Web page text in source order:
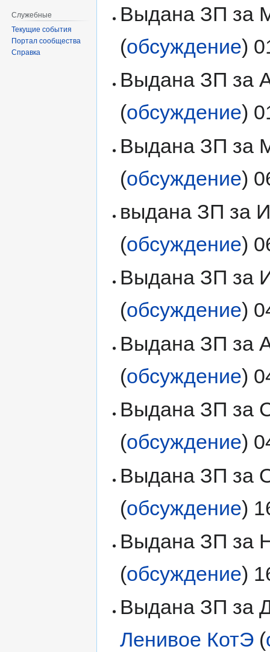
Выдана ЗП за
(обсуждение)
Выдана ЗП за
(обсуждение)
Выдана ЗП за
(обсуждение)
выдана ЗП за
(обсуждение)
Выдана ЗП за
(обсуждение)
Выдана ЗП за
(обсуждение)
Выдана ЗП за
(обсуждение)
Выдана ЗП за
(обсуждение)
Выдана ЗП за
(обсуждение)
Выдана ЗП за
Ленивое КотЭ (
Служебные
Текущие события
Портал сообщества
Справка